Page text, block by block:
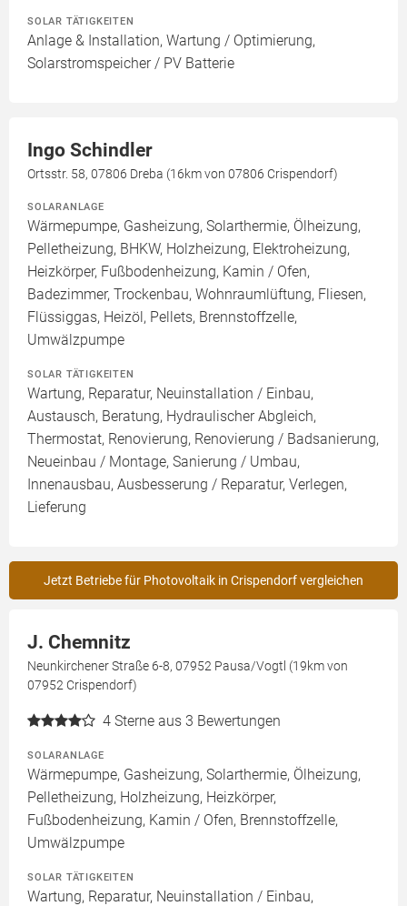
SOLAR TÄTIGKEITEN
Anlage & Installation, Wartung / Optimierung,
Solarstromspeicher / PV Batterie
Ingo Schindler
Ortsstr. 58, 07806 Dreba (16km von 07806 Crispendorf)
SOLARANLAGE
Wärmepumpe, Gasheizung, Solarthermie, Ölheizung,
Pelletheizung, BHKW, Holzheizung, Elektroheizung,
Heizkörper, Fußbodenheizung, Kamin / Ofen,
Badezimmer, Trockenbau, Wohnraumlüftung, Fliesen,
Flüssiggas, Heizöl, Pellets, Brennstoffzelle,
Umwälzpumpe
SOLAR TÄTIGKEITEN
Wartung, Reparatur, Neuinstallation / Einbau,
Austausch, Beratung, Hydraulischer Abgleich,
Thermostat, Renovierung, Renovierung / Badsanierung,
Neueinbau / Montage, Sanierung / Umbau,
Innenausbau, Ausbesserung / Reparatur, Verlegen,
Lieferung
Jetzt Betriebe für Photovoltaik in Crispendorf vergleichen
J. Chemnitz
Neunkirchener Straße 6-8, 07952 Pausa/Vogtl (19km von
07952 Crispendorf)
4 Sterne aus 3 Bewertungen
SOLARANLAGE
Wärmepumpe, Gasheizung, Solarthermie, Ölheizung,
Pelletheizung, Holzheizung, Heizkörper,
Fußbodenheizung, Kamin / Ofen, Brennstoffzelle,
Umwälzpumpe
SOLAR TÄTIGKEITEN
Wartung, Reparatur, Neuinstallation / Einbau,